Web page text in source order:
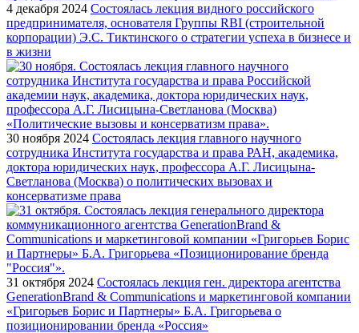
4 декабря 2024 Состоялась лекция видного российского
предпринимателя, основателя Группы RBI (строительной
корпорации) Э.С. Тиктинского о стратегии успеха в бизнесе и
в жизни
30 ноября 2024 Состоялась лекция главного научного
сотрудника Института государства и права РАН, академика,
доктора юридических наук, профессора А.Г. Лисицына-
Светланова (Москва) о политических вызовах и
консерватизме права
31 октября 2024 Состоялась лекция ген. директора агентства
GenerationBrand & Communications и маркетинговой компании
«Григорьев Борис и Партнеры» Б.А. Григорьева о
позиционировании бренда «Россия»